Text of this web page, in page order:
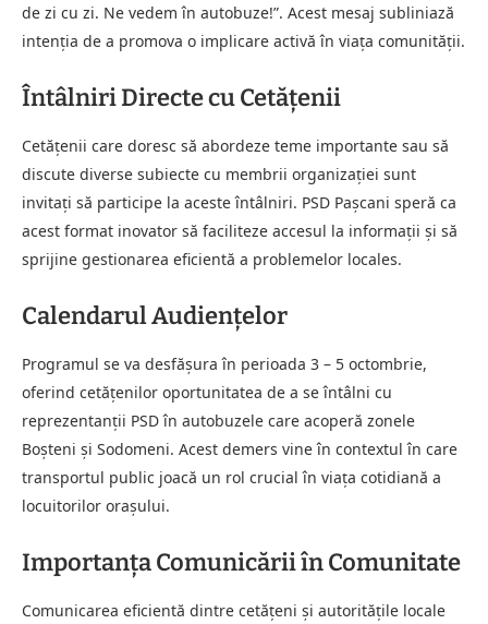
de zi cu zi. Ne vedem în autobuze!”. Acest mesaj subliniază
intenția de a promova o implicare activă în viața comunității.
Întâlniri Directe cu Cetățenii
Cetățenii care doresc să abordeze teme importante sau să
discute diverse subiecte cu membrii organizației sunt
invitați să participe la aceste întâlniri. PSD Pașcani speră ca
acest format inovator să faciliteze accesul la informații și să
sprijine gestionarea eficientă a problemelor locales.
Calendarul Audiențelor
Programul se va desfășura în perioada 3 – 5 octombrie,
oferind cetățenilor oportunitatea de a se întâlni cu
reprezentanții PSD în autobuzele care acoperă zonele
Boșteni și Sodomeni. Acest demers vine în contextul în care
transportul public joacă un rol crucial în viața cotidiană a
locuitorilor orașului.
Importanța Comunicării în Comunitate
Comunicarea eficientă dintre cetățeni și autoritățile locale